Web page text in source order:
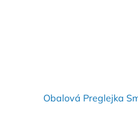
Obalová Preglejka